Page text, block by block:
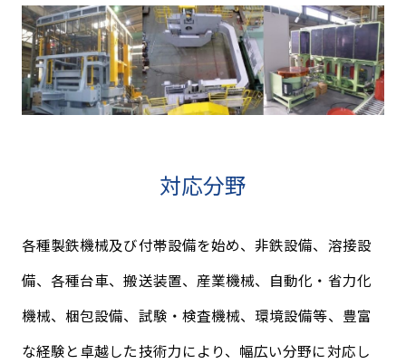
対応分野
各種製鉄機械及び付帯設備を始め、非鉄設備、溶接設
備、各種台車、搬送装置、産業機械、自動化・省力化
機械、梱包設備、試験・検査機械、環境設備等、豊富
な経験と卓越した技術力により、幅広い分野に対応し